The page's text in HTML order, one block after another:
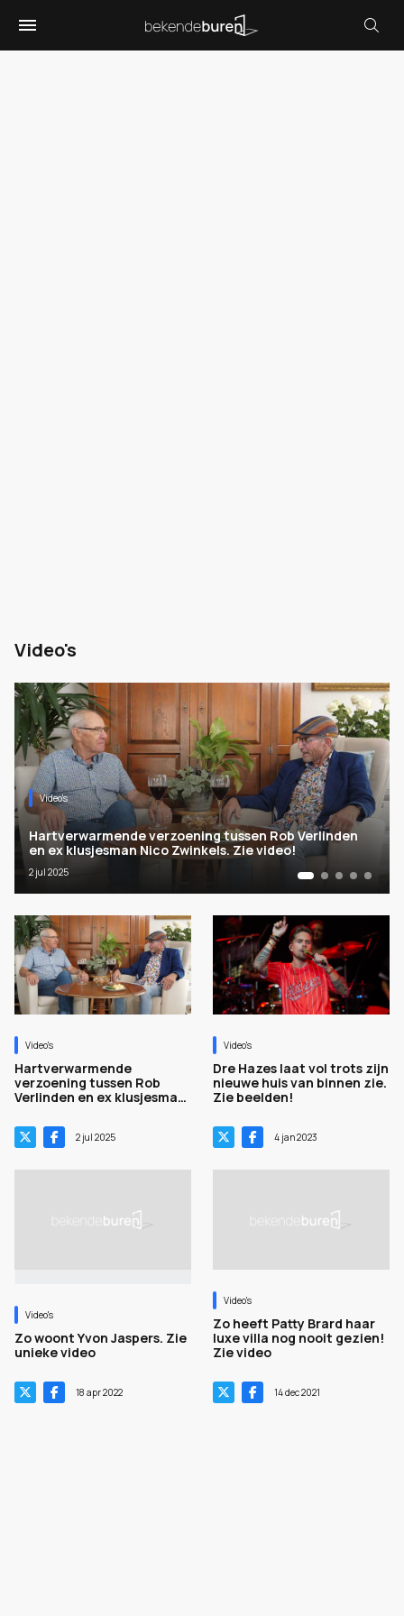
Video's
Video's
Hartverwarmende verzoening tussen Rob Verlinden
en ex klusjesman Nico Zwinkels. Zie video!
2 jul 2025
Video's
Hartverwarmende
verzoening tussen Rob
Verlinden en ex klusjesman
2 jul 2025
Video's
Dre Hazes laat vol trots zijn
nieuwe huis van binnen zie.
Zie beelden!
4 jan 2023
Video's
Zo woont Yvon Jaspers. Zie
unieke video
18 apr 2022
Video's
Zo heeft Patty Brard haar
luxe villa nog nooit gezien!
Zie video
14 dec 2021